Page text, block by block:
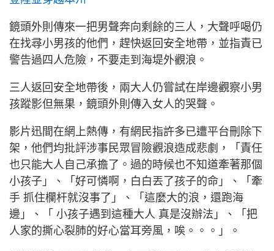
鏡頭外則傳來一把男聲奔向剩餘的三人，大聲呼喝仍
在找尋小男孩的他們，趕快返回安全地帶，並指責已
警告過四人危險，不要走到海堤外觀浪。
三人返回安全地帶後，兩大人仍嘗試在岸邊觀察小男
孩蹤影但無果，鏡頭外則傳入女人的哭聲。
影片迅間在網上熱傳，有網民指許多已遭平台刪除下
架，他們均批評涉事民眾冒險觀浪造成悲劇，「責任
也只能大人自己承擔了。過的時候也不知道牽著那個
小孩子」、「好可憐啊，白白丟了孩子的命」、「牽
手 抓住欄杆就沒事了」、「這麼大的浪，還跑海
邊」、「 小孩子遇到這種大人 真是沒辦法」、「把
人家的撕心裂肺的好心當耳旁風，唉。。。」。